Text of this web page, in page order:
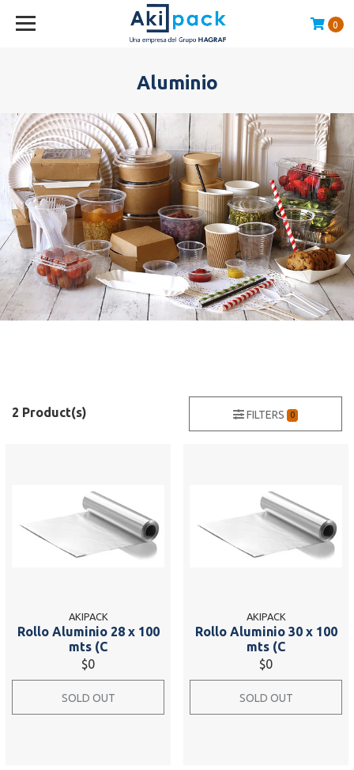
0
Aluminio
2 Product(s) FILTERS 0
AKIPACK
Rollo Aluminio 28 x 100
mts (C
$0
SOLD OUT
AKIPACK
Rollo Aluminio 30 x 100
mts (C
$0
SOLD OUT